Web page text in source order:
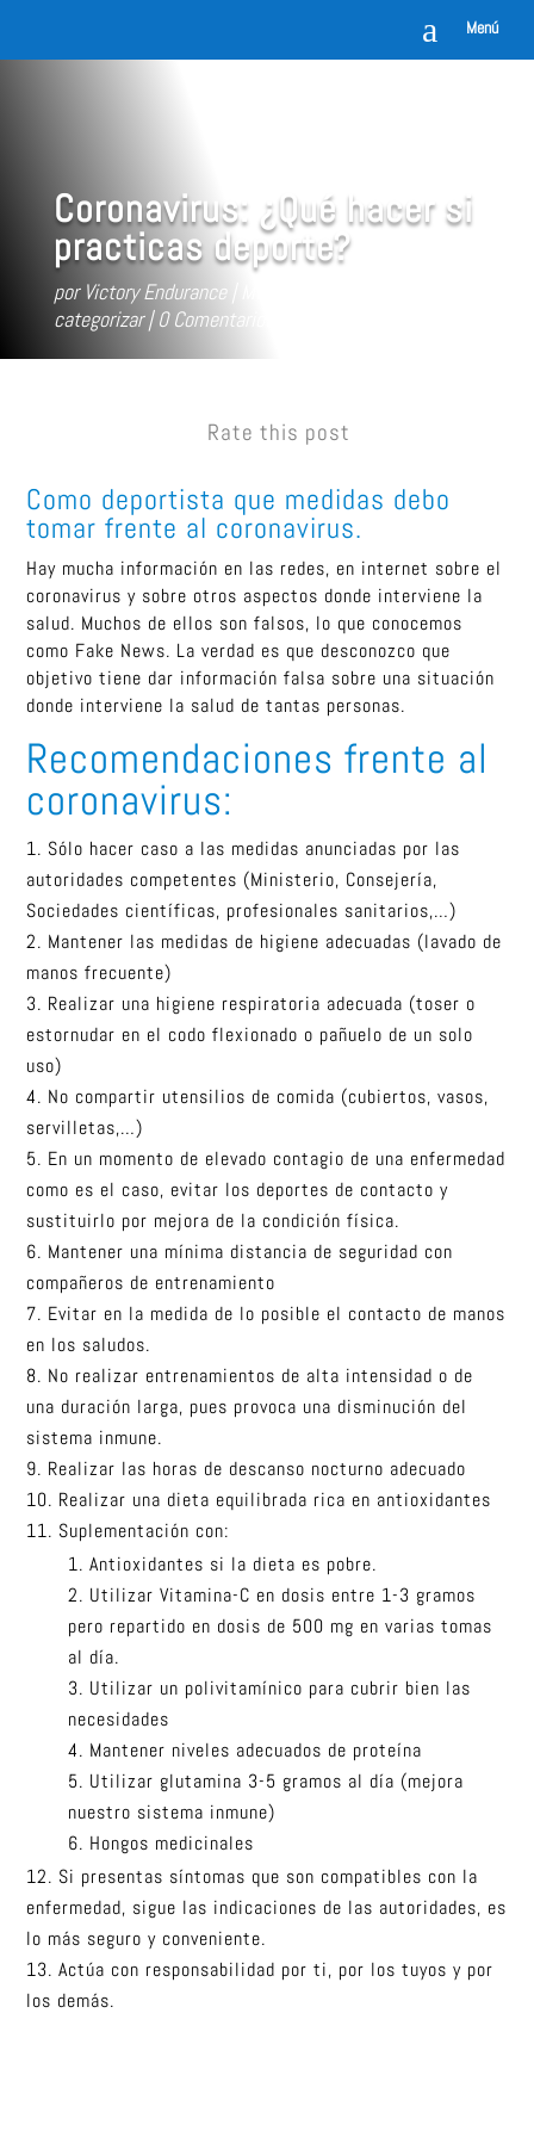
a Menú
Coronavirus: ¿Qué hacer si
practicas deporte?
por Victory Endurance
categorizar
0 Comentarios
Rate this post
Como deportista que medidas debo
tomar frente al coronavirus.
Hay mucha información en las redes, en internet sobre el
coronavirus y sobre otros aspectos donde interviene la
salud. Muchos de ellos son falsos, lo que conocemos
como Fake News. La verdad es que desconozco que
objetivo tiene dar información falsa sobre una situación
donde interviene la salud de tantas personas.
Recomendaciones frente al
coronavirus:
Sólo hacer caso a las medidas anunciadas por las
autoridades competentes (Ministerio, Consejería,
Sociedades científicas, profesionales sanitarios,…)
Mantener las medidas de higiene adecuadas (lavado de
manos frecuente)
Realizar una higiene respiratoria adecuada (toser o
estornudar en el codo flexionado o pañuelo de un solo
uso)
No compartir utensilios de comida (cubiertos, vasos,
servilletas,…)
En un momento de elevado contagio de una enfermedad
como es el caso, evitar los deportes de contacto y
sustituirlo por mejora de la condición física.
Mantener una mínima distancia de seguridad con
compañeros de entrenamiento
Evitar en la medida de lo posible el contacto de manos
en los saludos.
No realizar entrenamientos de alta intensidad o de
una duración larga, pues provoca una disminución del
sistema inmune.
Realizar las horas de descanso nocturno adecuado
Realizar una dieta equilibrada rica en antioxidantes
Suplementación con:
Antioxidantes si la dieta es pobre.
Utilizar Vitamina-C en dosis entre 1-3 gramos
pero repartido en dosis de 500 mg en varias tomas
al día.
Utilizar un polivitamínico para cubrir bien las
necesidades
Mantener niveles adecuados de proteína
Utilizar glutamina 3-5 gramos al día (mejora
nuestro sistema inmune)
Hongos medicinales
Si presentas síntomas que son compatibles con la
enfermedad, sigue las indicaciones de las autoridades, es
lo más seguro y conveniente.
Actúa con responsabilidad por ti, por los tuyos y por
los demás.